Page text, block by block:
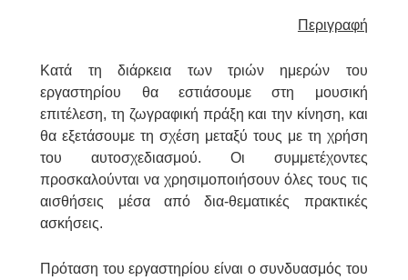
Περιγραφή
Κατά τη διάρκεια των τριών ημερών του
εργαστηρίου θα εστιάσουμε στη μουσική
επιτέλεση, τη ζωγραφική πράξη και την κίνηση, και
θα εξετάσουμε τη σχέση μεταξύ τους με τη χρήση
του αυτοσχεδιασμού. Οι συμμετέχοντες
προσκαλούνται να χρησιμοποιήσουν όλες τους τις
αισθήσεις μέσα από δια-θεματικές πρακτικές
ασκήσεις.
Πρόταση του εργαστηρίου είναι ο συνδυασμός του